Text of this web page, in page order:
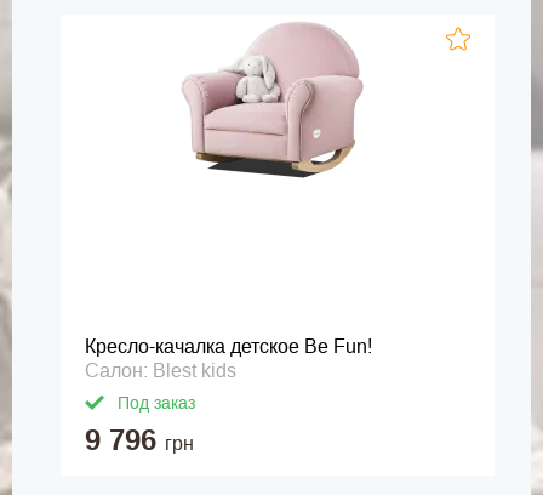
Кресло-качалка детское Be Fun!
Салон: Blest kids
Под заказ
9 796 грн